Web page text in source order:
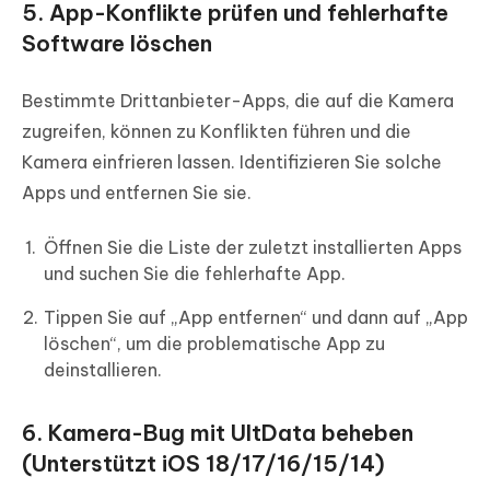
5. App-Konflikte prüfen und fehlerhafte
Software löschen
Bestimmte Drittanbieter-Apps, die auf die Kamera
zugreifen, können zu Konflikten führen und die
Kamera einfrieren lassen. Identifizieren Sie solche
Apps und entfernen Sie sie.
Öffnen Sie die Liste der zuletzt installierten Apps
und suchen Sie die fehlerhafte App.
Tippen Sie auf „App entfernen“ und dann auf „App
löschen“, um die problematische App zu
deinstallieren.
6. Kamera-Bug mit UltData beheben
(Unterstützt iOS 18/17/16/15/14)